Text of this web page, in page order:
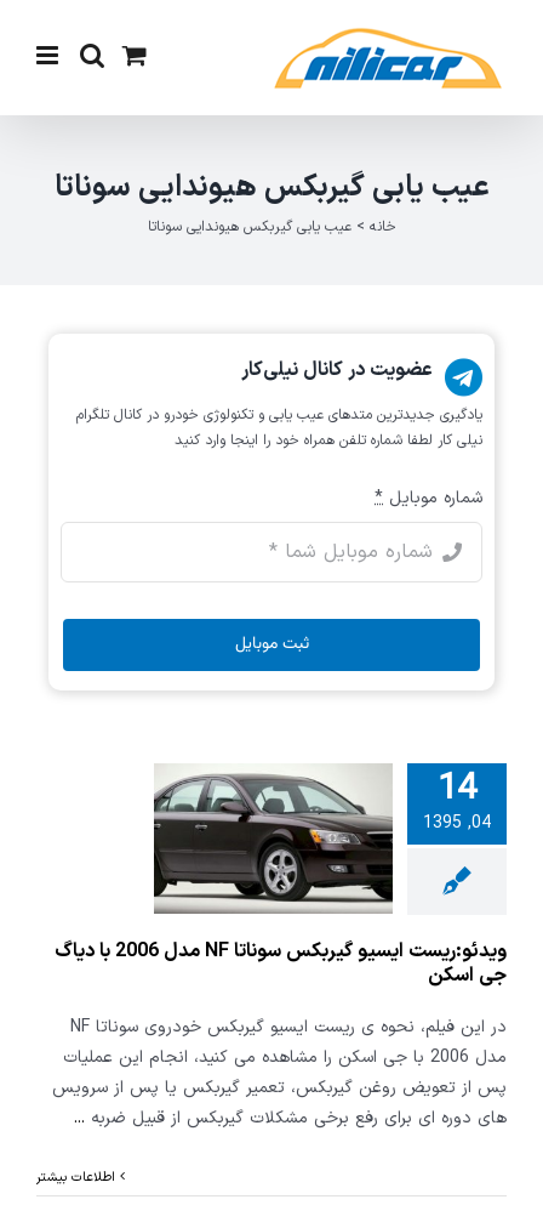
content
عیب یابی گیربکس هیوندایی سوناتا
خانه >عیب یابی گیربکس هیوندایی سوناتا
14
04, 1395
ایسیو
گیربکس سوناتا NF
مدل 2006 با دیاگ
ویدئو:ریست ایسیو گیربکس سوناتا NF مدل 2006 با دیاگ
جی اسکن
در این فیلم، نحوه ی ریست ایسیو گیربکس خودروی سوناتا NF
مدل 2006 با جی اسکن را مشاهده می کنید، انجام این عملیات
پس از تعویض روغن گیربکس، تعمیر گیربکس یا پس از سرویس
های دوره ای برای رفع برخی مشکلات گیربکس از قبیل ضربه ...
اطلاعات بیشتر
عضویت در کانال نیلی‌کار
یادگیری جدیدترین متد‌های عیب یابی‌ و تکنولوژی خودرو در کانال تلگرام
نیلی کار لطفا شماره تلفن همراه خود را اینجا وارد کنید
شماره موبایل *
ثبت موبایل